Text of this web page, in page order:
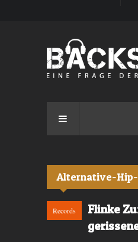
Alternative-
Records
Flinke